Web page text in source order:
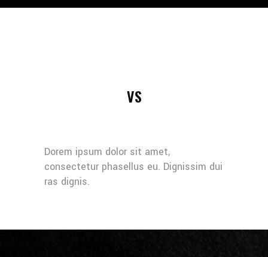
VS
Dorem ipsum dolor sit amet,
consectetur phasellus eu. Dignissim dui
ras dignis.